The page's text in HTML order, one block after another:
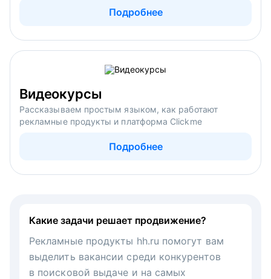
Подробнее
Видеокурсы
Рассказываем простым языком, как работают
рекламные продукты и платформа Clickme
Подробнее
Какие задачи решает продвижение?
Рекламные продукты hh.ru помогут вам
выделить вакансии среди конкурентов
в поисковой выдаче и на самых